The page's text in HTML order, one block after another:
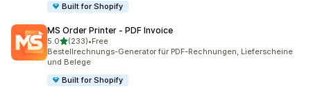
Built for Shopify
MS Order Printer ‑ PDF Invoice
5.0out of 5 stars
(233)
233 total reviews
•Free
Bestellrechnungs-Generator für PDF-Rechnungen, Lieferscheine
und Belege
Built for Shopify